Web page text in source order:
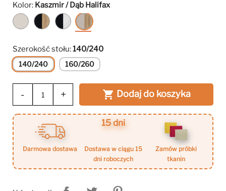
Kolor: Kaszmir / Dąb Halifax
KaszmirCzarny
/
Craft
Czarny
/
Bianco
Kaszmir
/
Halifax
Szerokość stołu:140/240
140/240 160/260
- +  Dodaj do koszyka
darmowa dostawa
15 dni
dostawa w ciągu 15
dni roboczych
zamów próbki
tkanin